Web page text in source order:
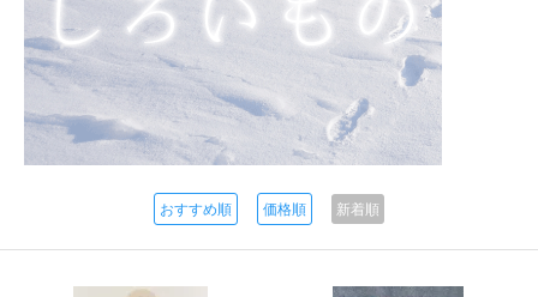
おすすめ順 価格順 新着順